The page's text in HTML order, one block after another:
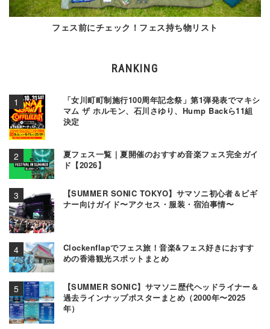
フェス前にチェック！フェス持ち物リスト
RANKING
「女川町町制施行100周年記念祭」第1弾発表でマキシ
マム ザ ホルモン、石川さゆり、Hump Backら11組
決定
夏フェス一覧｜夏開催のおすすめ音楽フェス完全ガイ
ド【2026】
【SUMMER SONIC TOKYO】サマソニ初心者＆ビギ
ナー向けガイド〜アクセス・服装・宿泊事情〜
Clockenflapでフェス旅！音楽&フェス好きにおすす
めの香港観光スポットまとめ
【SUMMER SONIC】サマソニ歴代ヘッドライナー＆
過去ラインナップポスターまとめ（2000年〜2025
年）